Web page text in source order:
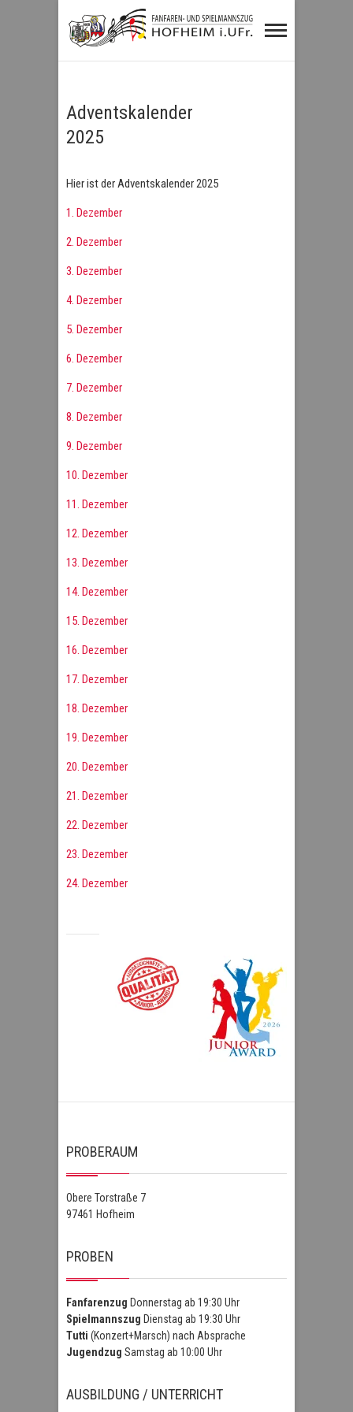
Fanfaren- und
Spielmannszug
Adventskalender
2025
Hier ist der Adventskalender 2025
1. Dezember
2. Dezember
3. Dezember
4. Dezember
5. Dezember
6. Dezember
7. Dezember
8. Dezember
9. Dezember
10. Dezember
11. Dezember
12. Dezember
13. Dezember
14. Dezember
15. Dezember
16. Dezember
17. Dezember
18. Dezember
19. Dezember
20. Dezember
21. Dezember
22. Dezember
23. Dezember
24. Dezember
PROBERAUM
Obere Torstraße 7
97461 Hofheim
PROBEN
Fanfarenzug Donnerstag ab 19:30 Uhr
Spielmannszug Dienstag ab 19:30 Uhr
Tutti (Konzert+Marsch) nach Absprache
Jugendzug Samstag ab 10:00 Uhr
AUSBILDUNG / UNTERRICHT